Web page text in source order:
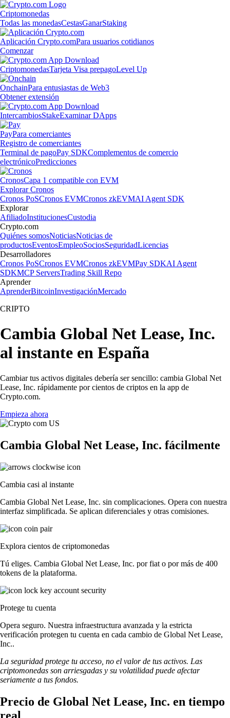
Criptomonedas
Todas las monedasCestasGanarStaking
Aplicación Crypto.comPara usuarios cotidianos
Comenzar
CriptomonedasTarjeta Visa prepagoLevel Up
OnchainPara entusiastas de Web3
Obtener extensión
IntercambiosStakeExaminar DApps
PayPara comerciantes
Registro de comerciantes
Terminal de pagoPay SDKComplementos de comercio
electrónicoPredicciones
CronosCapa 1 compatible con EVM
Explorar Cronos
Cronos PoSCronos EVMCronos zkEVMAI Agent SDK
Explorar
AfiliadoInstitucionesCustodia
Crypto.com
Quiénes somosNoticiasNoticias de
productosEventosEmpleoSociosSeguridadLicencias
Desarrolladores
Cronos PoSCronos EVMCronos zkEVMPay SDKAI Agent
SDKMCP ServersTrading Skill Repo
Aprender
AprenderBitcoinInvestigaciónMercado
CRIPTO
Cambia Global Net Lease, Inc.
al instante en España
Cambiar tus activos digitales debería ser sencillo: cambia Global Net
Lease, Inc. rápidamente por cientos de criptos en la app de
Crypto.com.
Empieza ahora
Cambia Global Net Lease, Inc. fácilmente
Cambia casi al instante
Cambia Global Net Lease, Inc. sin complicaciones. Opera con nuestra
interfaz simplificada. Se aplican diferenciales y otras comisiones.
Explora cientos de criptomonedas
Tú eliges. Cambia Global Net Lease, Inc. por fiat o por más de 400
tokens de la plataforma.
Protege tu cuenta
Opera seguro. Nuestra infraestructura avanzada y la estricta
verificación protegen tu cuenta en cada cambio de Global Net Lease,
Inc..
La seguridad protege tu acceso, no el valor de tus activos. Las
criptomonedas son arriesgadas y su volatilidad puede afectar
seriamente a tus fondos.
Precio de Global Net Lease, Inc. en tiempo
real